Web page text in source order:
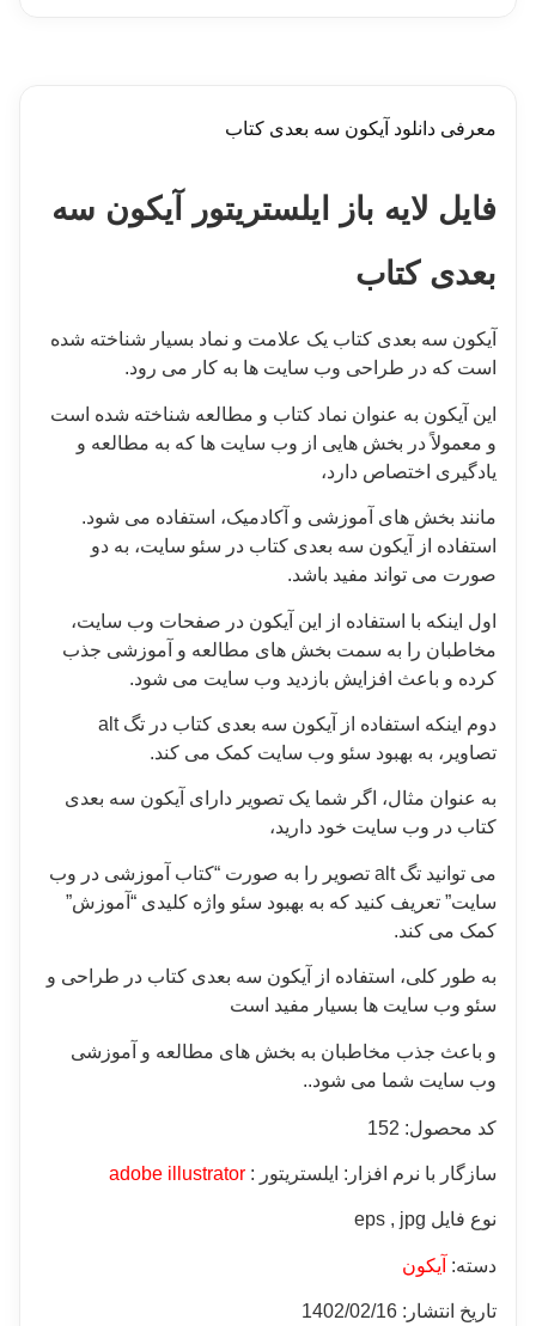
معرفی دانلود آیکون سه بعدی کتاب
فایل لایه باز ایلستریتور آیکون سه
بعدی کتاب
آیکون سه بعدی کتاب یک علامت و نماد بسیار شناخته شده
است که در طراحی وب سایت ها به کار می رود.
این آیکون به عنوان نماد کتاب و مطالعه شناخته شده است
و معمولاً در بخش هایی از وب سایت ها که به مطالعه و
یادگیری اختصاص دارد،
مانند بخش های آموزشی و آکادمیک، استفاده می شود.
استفاده از آیکون سه بعدی کتاب در سئو سایت، به دو
صورت می تواند مفید باشد.
اول اینکه با استفاده از این آیکون در صفحات وب سایت،
مخاطبان را به سمت بخش های مطالعه و آموزشی جذب
کرده و باعث افزایش بازدید وب سایت می شود.
دوم اینکه استفاده از آیکون سه بعدی کتاب در تگ alt
تصاویر، به بهبود سئو وب سایت کمک می کند.
به عنوان مثال، اگر شما یک تصویر دارای آیکون سه بعدی
کتاب در وب سایت خود دارید،
می توانید تگ alt تصویر را به صورت “کتاب آموزشی در وب
سایت” تعریف کنید که به بهبود سئو واژه کلیدی “آموزش”
کمک می کند.
به طور کلی، استفاده از آیکون سه بعدی کتاب در طراحی و
سئو وب سایت ها بسیار مفید است
و باعث جذب مخاطبان به بخش های مطالعه و آموزشی
وب سایت شما می شود..
کد محصول: 152
سازگار با نرم افزار: ایلستریتور : adobe illustrator
نوع فایل eps , jpg
دسته: آیکون
تاریخ انتشار: 1402/02/16